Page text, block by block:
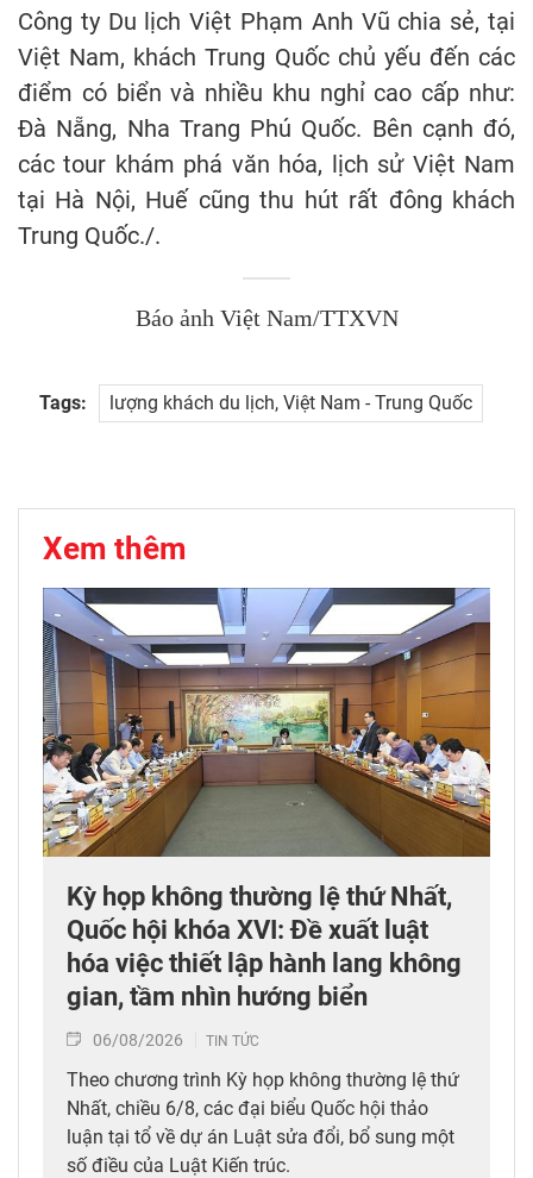
Công ty Du lịch Việt Phạm Anh Vũ chia sẻ, tại
Việt Nam, khách Trung Quốc chủ yếu đến các
điểm có biển và nhiều khu nghỉ cao cấp như:
Đà Nẵng, Nha Trang Phú Quốc. Bên cạnh đó,
các tour khám phá văn hóa, lịch sử Việt Nam
tại Hà Nội, Huế cũng thu hút rất đông khách
Trung Quốc./.
Báo ảnh Việt Nam/TTXVN
Tags: lượng khách du lịch, Việt Nam - Trung Quốc
Xem thêm
Kỳ họp không thường lệ thứ Nhất,
Quốc hội khóa XVI: Đề xuất luật
hóa việc thiết lập hành lang không
gian, tầm nhìn hướng biển
06/08/2026 TIN TỨC
Theo chương trình Kỳ họp không thường lệ thứ
Nhất, chiều 6/8, các đại biểu Quốc hội thảo
luận tại tổ về dự án Luật sửa đổi, bổ sung một
số điều của Luật Kiến trúc.